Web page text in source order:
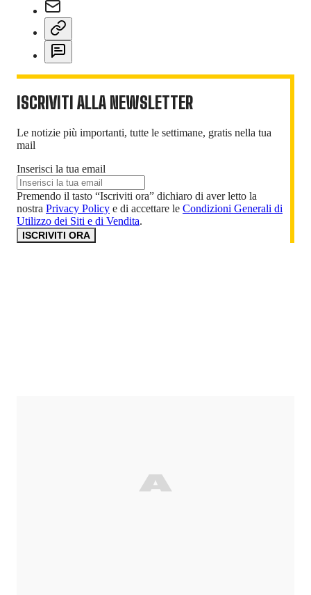
ISCRIVITI ALLA NEWSLETTER
Le notizie più importanti, tutte le settimane, gratis nella tua
mail
Inserisci la tua email
Premendo il tasto “Iscriviti ora” dichiaro di aver letto la
nostra Privacy Policy e di accettare le Condizioni Generali di
Utilizzo dei Siti e di Vendita.
ISCRIVITI ORA